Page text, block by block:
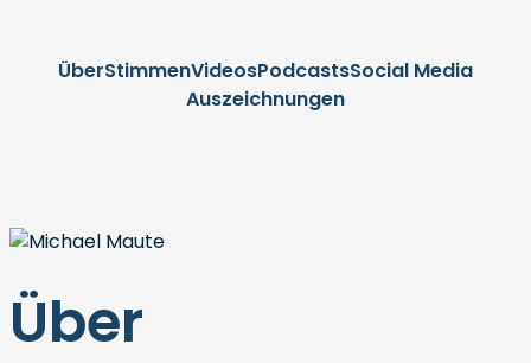
ÜberStimmenVideosPodcastsSocial Media
Auszeichnungen
Über